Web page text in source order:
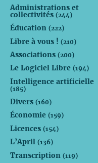
Administrations et
collectivités (244)
Éducation (222)
Libre à vous ! (210)
Associations (200)
Le Logiciel Libre (194)
Intelligence artificielle
(185)
Divers (160)
Économie (159)
Licences (154)
L’April (136)
Transcription (119)